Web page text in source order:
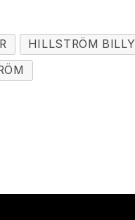
HILLSTRÖM BILLY